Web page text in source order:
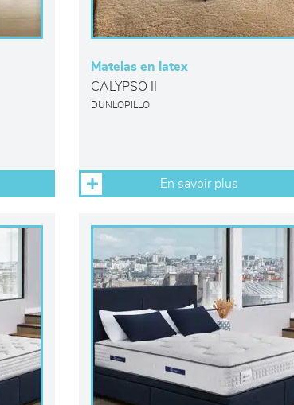
Matelas en latex
CALYPSO II
DUNLOPILLO
En savoir plus